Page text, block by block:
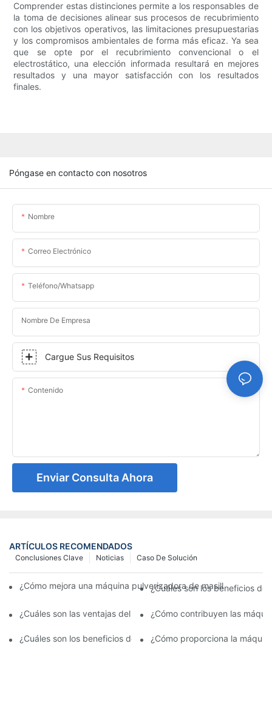
Comprender estas distinciones permite a los responsables de
la toma de decisiones alinear sus procesos de recubrimiento
con los objetivos operativos, las limitaciones presupuestarias
y los compromisos ambientales de forma más eficaz. Ya sea
que se opte por el recubrimiento convencional o el
electrostático, una elección informada resultará en mejores
resultados y una mayor satisfacción con los resultados
finales.
Póngase en contacto con nosotros
Nombre
Correo Electrónico
Teléfono/whatsapp
Nombre De Empresa
Cargue Sus Requisitos
Contenido
Enviar Consulta Ahora
ARTÍCULOS RECOMENDADOS
Caso De Solución
Noticias
Conclusiones Clave
¿Cómo mejora una máquina pulverizadora de masilla la
¿Cuáles son los beneficios
¿Cuáles son las ventajas del sistema de pulverización
¿Cómo contribuyen las
¿Cuáles son los beneficios de la pulverización de la pared
¿Cómo proporciona la